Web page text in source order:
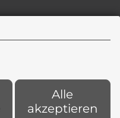
Alle
akzeptieren